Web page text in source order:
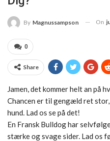
By Magnussampson On
0
Share
Jamen, det kommer helt an på
Chancen er til gengæld ret
hund. Lad os se på det!
En Fransk Bulldog har
stærke og svage sider. Lad os